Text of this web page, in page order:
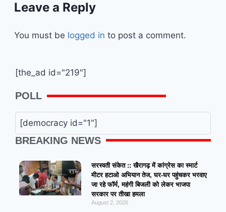
Leave a Reply
You must be logged in to post a comment.
[the_ad id="219"]
POLL
[democracy id="1"]
BREAKING NEWS
सरस्वती संकेत :: खैरागढ़ में कांग्रेस का स्मार्ट
मीटर हटाओ अभियान तेज, घर-घर पहुंचकर भरवाए
जा रहे फॉर्म, महंगी बिजली को लेकर भाजपा
सरकार पर तीखा हमला
August 2, 2026